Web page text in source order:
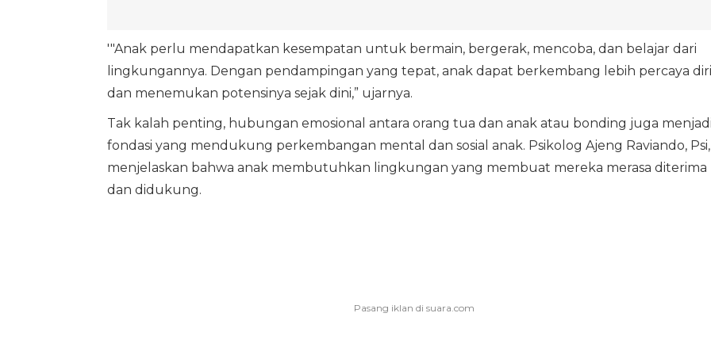
'"Anak perlu mendapatkan kesempatan untuk bermain, bergerak, mencoba, dan belajar dari
lingkungannya. Dengan pendampingan yang tepat, anak dapat berkembang lebih percaya diri
dan menemukan potensinya sejak dini,” ujarnya.
Tak kalah penting, hubungan emosional antara orang tua dan anak atau bonding juga
fondasi yang mendukung perkembangan mental dan sosial anak. Psikolog Ajeng Raviando, Psi,
menjelaskan bahwa anak membutuhkan lingkungan yang membuat mereka merasa diterima
dan didukung.